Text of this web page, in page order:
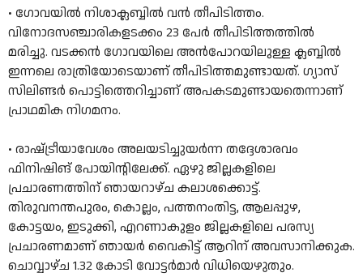
• ഗോവയിൽ നിശാക്ലബ്ബിൽ വൻ തീപിടിത്തം.
വിനോദസഞ്ചാരികളടക്കം 23 പേർ തീപിടിത്തത്തിൽ
മരിച്ചു. വടക്കൻ ​ഗോവയിലെ അൻപോറയിലുള്ള ക്ലബ്ബിൽ
ഇന്നലെ രാത്രിയോടെയാണ് തീപിടിത്തമുണ്ടായത്. ​ഗ്യാസ്
സിലിണ്ടർ പൊട്ടിത്തെറിച്ചാണ് അപകടമുണ്ടായതെന്നാണ്
പ്രാഥമിക നി​ഗമനം.
• രാഷ്‌ട്രീയാവേശം അലയടിച്ചുയർന്ന തദ്ദേശാരവം
ഫിനിഷിങ്‌ പോയിന്റിലേക്ക്‌. ഏഴു ജില്ലകളിലെ
പ്രചാരണത്തിന്‌ ഞായറാഴ്‌ച കലാശക്കൊട്ട്‌.
തിരുവനന്തപുരം, കൊല്ലം, പത്തനംതിട്ട, ആലപ്പുഴ,
കോട്ടയം, ഇടുക്കി, എറണാകുളം ജില്ലകളിലെ പരസ്യ
പ്രചാരണമാണ്‌ ഞായർ വൈകിട്ട്‌ ആറിന്‌ അവസാനിക്കുക.
ചൊവ്വാഴ്‌ച 1.32 കോടി വോട്ടർമാർ വിധിയെഴുതും.